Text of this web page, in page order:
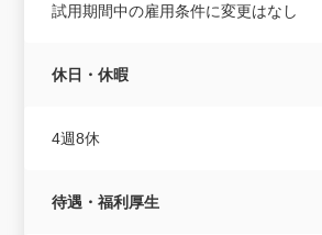
試用期間中の雇用条件に変更はなし
休日・休暇
4週8休
待遇・福利厚生